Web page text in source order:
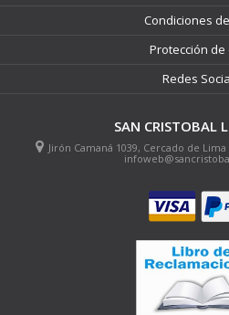
Condiciones
Protección de
Redes
SAN CRISTOBAL
Jirón Camaná 1039, Cercado de